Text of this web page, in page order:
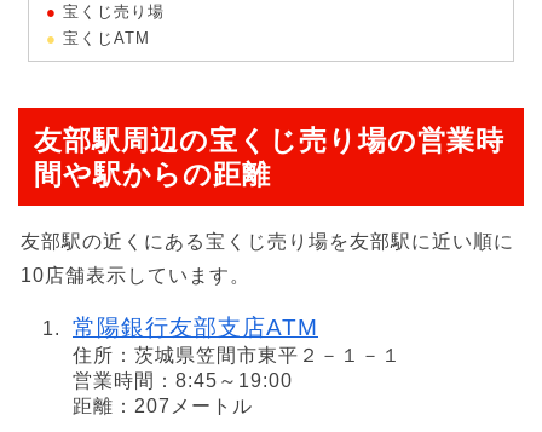
宝くじ売り場
宝くじATM
友部駅周辺の宝くじ売り場の営業時
間や駅からの距離
友部駅の近くにある宝くじ売り場を友部駅に近い順に
10店舗表示しています。
常陽銀行友部支店ATM
住所：茨城県笠間市東平２－１－１
営業時間：8:45～19:00
距離：207メートル